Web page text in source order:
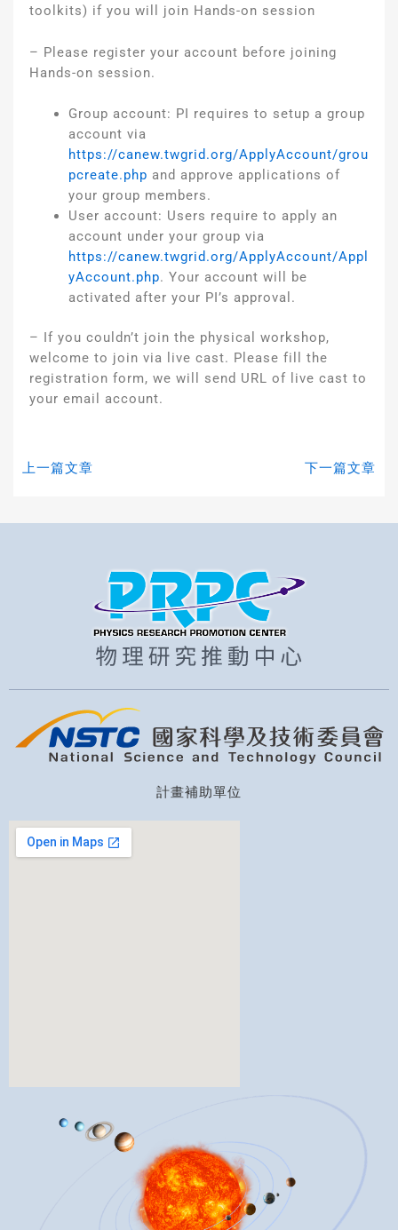
toolkits) if you will join Hands-on session
– Please register your account before joining
Hands-on session.
Group account: PI requires to setup a group
account via
https://canew.twgrid.org/ApplyAccount/grou
pcreate.php and approve applications of
your group members.
User account: Users require to apply an
account under your group via
https://canew.twgrid.org/ApplyAccount/Appl
yAccount.php. Your account will be
activated after your PI’s approval.
– If you couldn’t join the physical workshop,
welcome to join via live cast. Please fill the
registration form, we will send URL of live cast to
your email account.
上一篇文章 下一篇文章
計畫補助單位